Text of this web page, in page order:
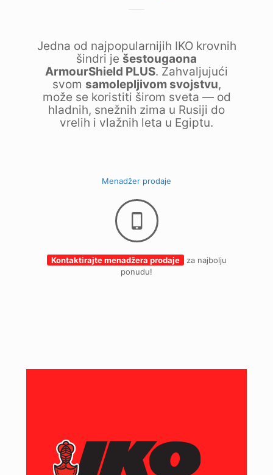
Jedna od najpopularnijih IKO krovnih
šindri je šestougaona
ArmourShield PLUS. Zahvaljujući
svom samolepljivom svojstvu,
može se koristiti širom sveta — od
hladnih, snežnih zima u Rusiji do
vrelih i vlažnih leta u Egiptu.
Menadžer prodaje
Kontaktirajte menadžera prodaje
za najbolju
ponudu!